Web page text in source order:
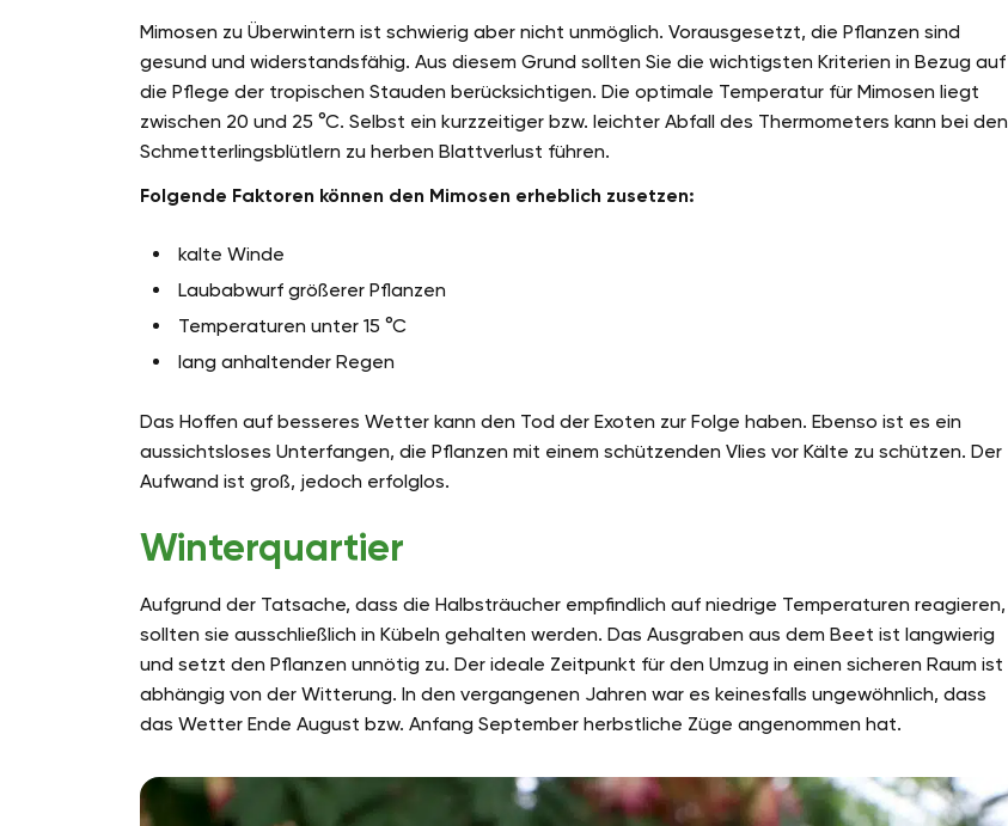
Mimosen zu Überwintern ist schwierig aber nicht unmöglich. Vorausgesetzt, die Pflanzen sind
gesund und widerstandsfähig. Aus diesem Grund sollten Sie die wichtigsten Kriterien in Bezug auf
die Pflege der tropischen Stauden berücksichtigen. Die optimale Temperatur für Mimosen liegt
zwischen 20 und 25 °C. Selbst ein kurzzeitiger bzw. leichter Abfall des Thermometers kann bei den
Schmetterlingsblütlern zu herben Blattverlust führen.
Folgende Faktoren können den Mimosen erheblich zusetzen:
kalte Winde
Laubabwurf größerer Pflanzen
Temperaturen unter 15 °C
lang anhaltender Regen
Das Hoffen auf besseres Wetter kann den Tod der Exoten zur Folge haben. Ebenso ist es ein
aussichtsloses Unterfangen, die Pflanzen mit einem schützenden Vlies vor Kälte zu schützen. Der
Aufwand ist groß, jedoch erfolglos.
Winterquartier
Aufgrund der Tatsache, dass die Halbsträucher empfindlich auf niedrige Temperaturen reagieren,
sollten sie ausschließlich in Kübeln gehalten werden. Das Ausgraben aus dem Beet ist langwierig
und setzt den Pflanzen unnötig zu. Der ideale Zeitpunkt für den Umzug in einen sicheren Raum ist
abhängig von der Witterung. In den vergangenen Jahren war es keinesfalls ungewöhnlich, dass
das Wetter Ende August bzw. Anfang September herbstliche Züge angenommen hat.